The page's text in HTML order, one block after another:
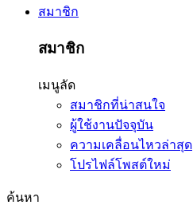
สมาชิก
สมาชิก
เมนูลัด
สมาชิกที่น่าสนใจ
ผู้ใช้งานปัจจุบัน
ความเคลื่อนไหวล่าสุด
โปรไฟล์โพสต์ใหม่
ค้นหา